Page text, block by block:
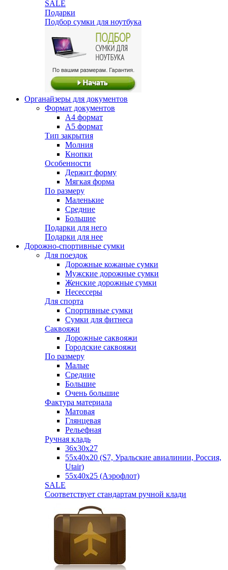
SALE
Подарки
Подбор сумки для ноутбука
Органайзеры для документов
Формат документов
А4 формат
А5 формат
Тип закрытия
Молния
Кнопки
Особенности
Держит форму
Мягкая форма
По размеру
Маленькие
Средние
Большие
Подарки для него
Подарки для нее
Дорожно-спортивные сумки
Для поездок
Дорожные кожаные сумки
Мужские дорожные сумки
Женские дорожные сумки
Несессеры
Для спорта
Спортивные сумки
Сумки для фитнеса
Саквояжи
Дорожные саквояжи
Городские саквояжи
По размеру
Малые
Средние
Большие
Очень большие
Фактура материала
Матовая
Глянцевая
Рельефная
Ручная кладь
36х30x27
55х40х20 (S7, Уральские авиалинии, Россия,
Utair)
55х40х25 (Аэрофлот)
SALE
Соответствует стандартам ручной клади